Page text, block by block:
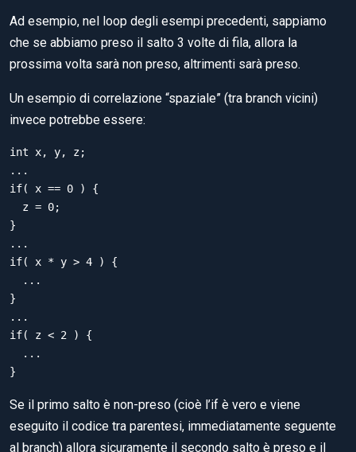
Ad esempio, nel loop degli esempi precedenti, sappiamo
che se abbiamo preso il salto 3 volte di fila, allora la
prossima volta sarà non preso, altrimenti sarà preso.
Un esempio di correlazione “spaziale” (tra branch vicini)
invece potrebbe essere:
int x, y, z;
...
if( x == 0 ) {
  z = 0;
}
...
if( x * y > 4 ) {
  ...
}
...
if( z < 2 ) {
  ...
}
Se il primo salto è non-preso (cioè l’if è vero e viene
eseguito il codice tra parentesi, immediatamente seguente
al branch) allora sicuramente il secondo salto è preso e il